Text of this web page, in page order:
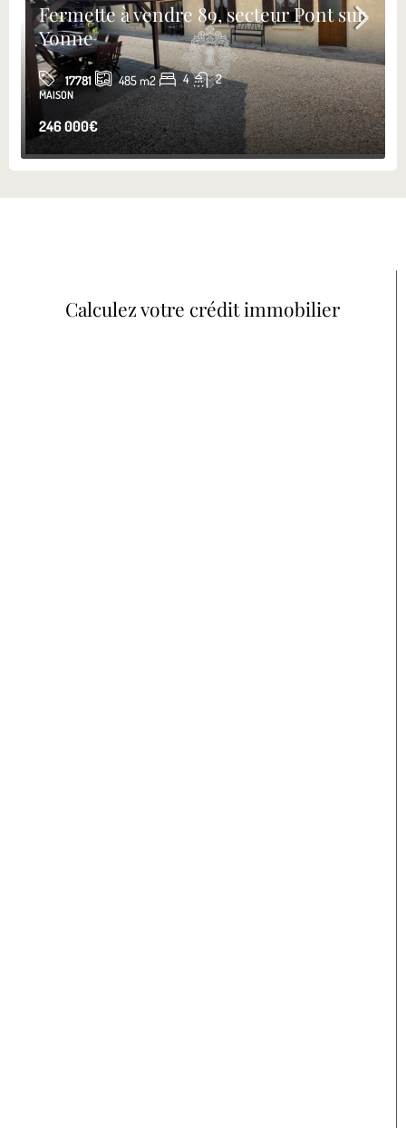
Fermette à vendre 89, secteur Pont sur
Yonne
17781 485m2 4 2
MAISON
246 000€
Calculez votre crédit immobilier